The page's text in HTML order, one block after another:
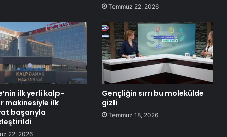
Temmuz 22, 2026
ilk yerli kalp-
makinesiyle ilk
başarıyla
22, 2026
Gençliğin sırrı bu molekülde
gizli
Temmuz 18, 2026